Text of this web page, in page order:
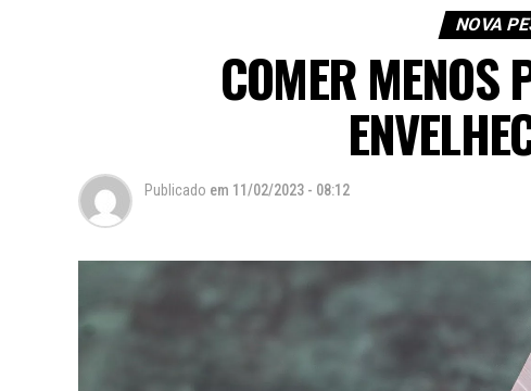
NOVA
COMER MENOS
Publicado em 11/02/2023 - 08:12